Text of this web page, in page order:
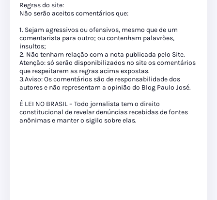
Regras do site:
Não serão aceitos comentários que:
1. Sejam agressivos ou ofensivos, mesmo que de um
comentarista para outro; ou contenham palavrões,
insultos;
2. Não tenham relação com a nota publicada pelo Site.
Atenção: só serão disponibilizados no site os comentários
que respeitarem as regras acima expostas.
3.Aviso: Os comentários são de responsabilidade dos
autores e não representam a opinião do Blog Paulo José.
É LEI NO BRASIL – Todo jornalista tem o direito
constitucional de revelar denúncias recebidas de fontes
anônimas e manter o sigilo sobre elas.